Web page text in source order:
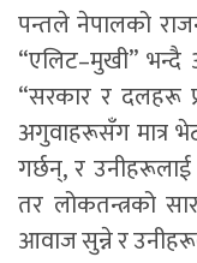
पन्तले नेपालको
“एलिट–मुखी”
“सरकार र दलहरू
अगुवाहरूसँग मात्र
गर्छन्, र उनीहरूलाई
तर लोकतन्त्रको
आवाज सुन्ने र